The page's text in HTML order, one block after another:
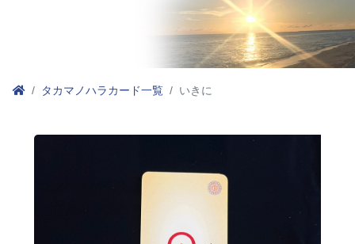
タカマノハラカード一覧 いきに